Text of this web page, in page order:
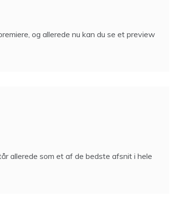
og allerede nu kan du se et preview
allerede som et af de bedste afsnit i hele